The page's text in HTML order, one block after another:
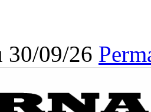
30/09/26